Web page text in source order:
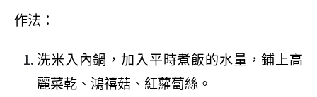
作法：
洗米入內鍋，加入平時煮飯的水量，鋪上高
麗菜乾、鴻禧菇、紅蘿蔔絲。